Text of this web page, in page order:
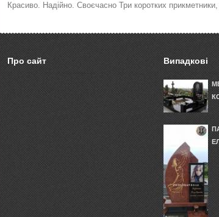
Красиво. Надійно. Своєчасно Три коротких
Про сайт Випадкові